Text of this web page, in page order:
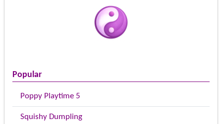
Popular
Poppy Playtime 5
Squishy Dumpling